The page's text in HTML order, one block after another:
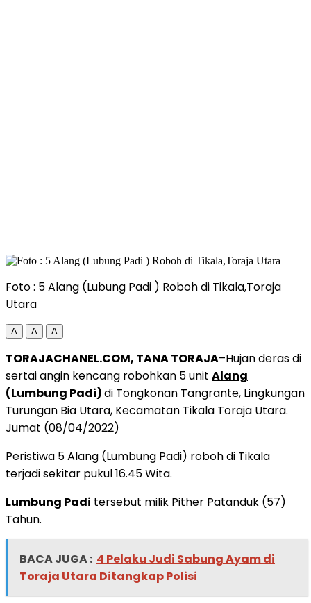
Foto : 5 Alang (Lubung Padi ) Roboh di Tikala,Toraja
Utara
A A A
TORAJACHANEL.COM, TANA TORAJA–Hujan deras di
sertai angin kencang robohkan 5 unit Alang
(Lumbung Padi)di Tongkonan Tangrante, Lingkungan
Turungan Bia Utara, Kecamatan Tikala Toraja Utara.
Jumat (08/04/2022)
Peristiwa 5 Alang (Lumbung Padi) roboh di Tikala
terjadi sekitar pukul 16.45 Wita.
Lumbung Padi tersebut milik Pither Patanduk (57)
Tahun.
BACA JUGA : 4 Pelaku Judi Sabung Ayam di
Toraja Utara Ditangkap Polisi